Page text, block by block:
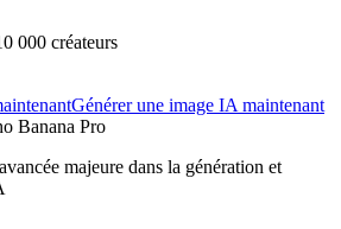
000 créateurs
Générer une image IA maintenant
Banana Pro
majeure dans la génération et